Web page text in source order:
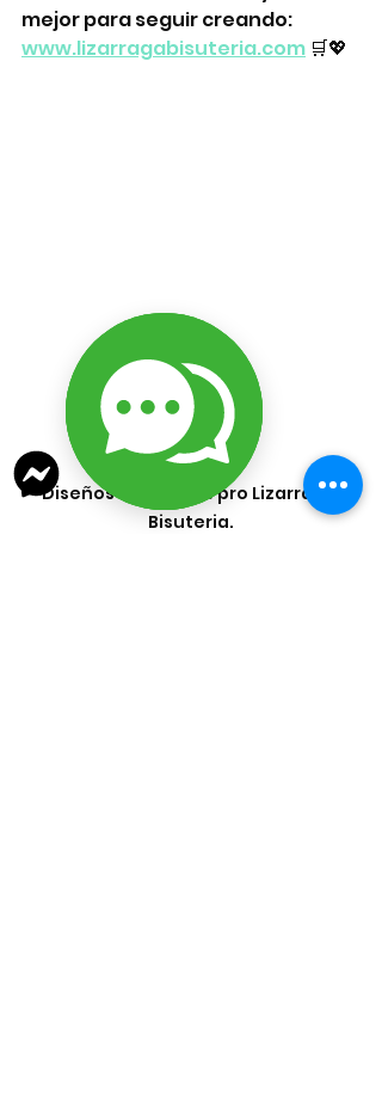
mejor para seguir creando:
www.lizarragabisuteria.com 🛒💖
Diseños realizados pro Lizarraga
Bisuteria.